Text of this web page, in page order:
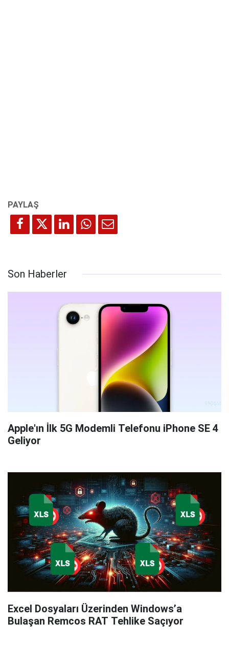
Son Haberler
Apple'ın İlk 5G Modemli Telefonu iPhone SE 4
Geliyor
Excel Dosyaları Üzerinden Windows’a
Bulaşan Remcos RAT Tehlike Saçıyor